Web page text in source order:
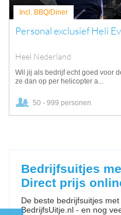
Incl. BBQ/Diner
Personal exclusief Heli
Heel Nederland
Wil jij als bedrijf echt goed voor
ze dan op per helicopter a...
50 - 999 personen
Bedrijfsuitjes
Direct prijs
De beste bedrijfsuitjes
BedrijfsUitje.nl - en nog